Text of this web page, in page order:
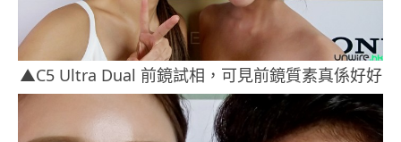
▲C5 Ultra Dual 前鏡試相，可見前鏡質素真係好好